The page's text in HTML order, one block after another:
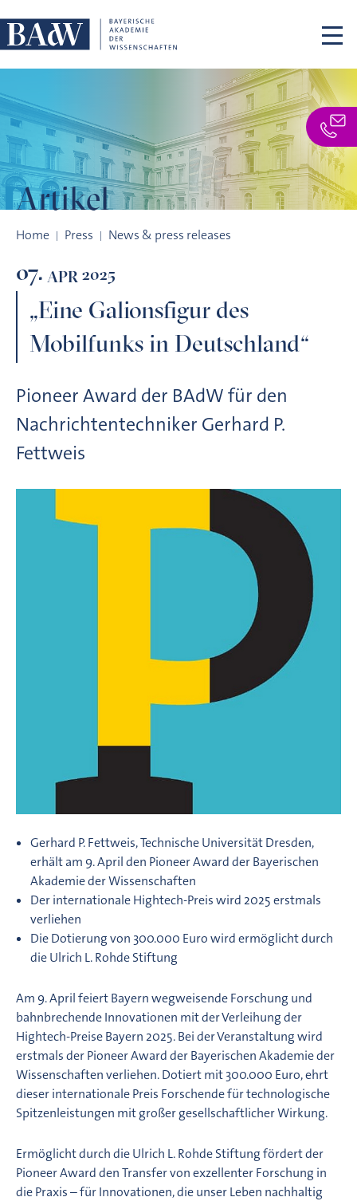
Artikel
Home Press News & press releases
07. APR 2025
„Eine Galionsfigur des
Mobilfunks in Deutschland“
Pioneer Award der BAdW für den
Nachrichtentechniker Gerhard P.
Fettweis
Gerhard P. Fettweis, Technische Universität Dresden,
erhält am 9. April den Pioneer Award der Bayerischen
Akademie der Wissenschaften
Der internationale Hightech-Preis wird 2025 erstmals
verliehen
Die Dotierung von 300.000 Euro wird ermöglicht durch
die Ulrich L. Rohde Stiftung
Am 9. April feiert Bayern wegweisende Forschung und
bahnbrechende Innovationen mit der Verleihung der
Hightech-Preise Bayern 2025. Bei der Veranstaltung wird
erstmals der Pioneer Award der Bayerischen Akademie der
Wissenschaften verliehen. Dotiert mit 300.000 Euro, ehrt
dieser internationale Preis Forschende für technologische
Spitzenleistungen mit großer gesellschaftlicher Wirkung.
Ermöglicht durch die Ulrich L. Rohde Stiftung fördert der
Pioneer Award den Transfer von exzellenter Forschung in
die Praxis – für Innovationen, die unser Leben nachhaltig